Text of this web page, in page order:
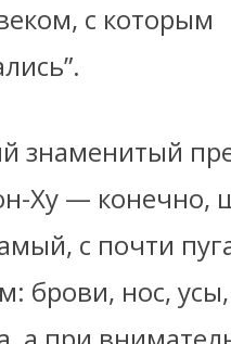
с которым
знаменитый
Ху — конечно,
с почти
брови, нос,